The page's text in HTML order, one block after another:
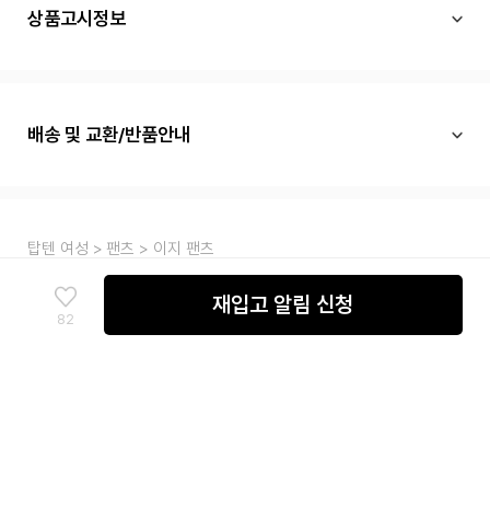
상품고시정보
배송 및 교환/반품안내
탑텐 여성 팬츠 이지 팬츠
82
재입고 알림 신청
SITEMAP